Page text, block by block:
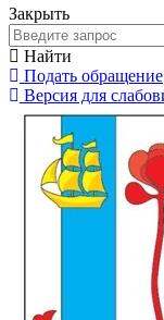
Закрыть
Найти
Подать обращение
Версия для